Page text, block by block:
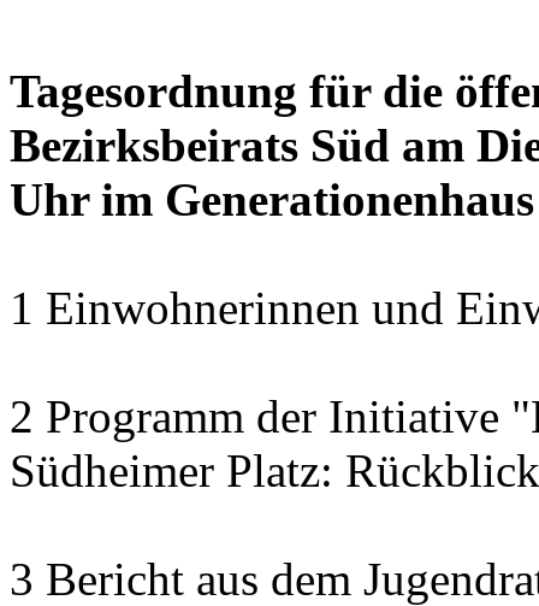
Tagesordnung für die
Bezirksbeirats Süd am
Uhr im
1 Einwohnerinnen und
2 Programm der Initiative
Südheimer Platz:
3 Bericht aus dem